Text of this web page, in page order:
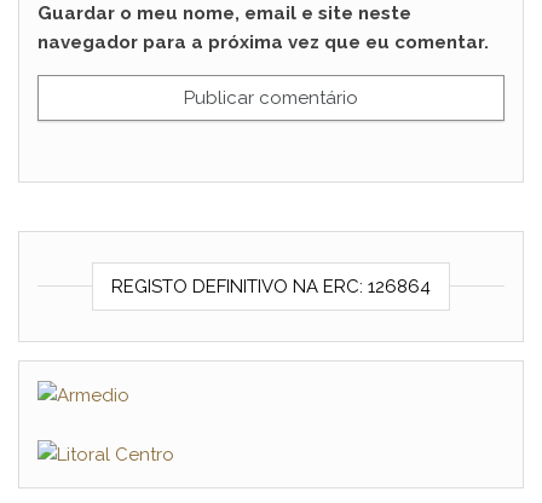
Guardar o meu nome, email e site neste
navegador para a próxima vez que eu comentar.
REGISTO DEFINITIVO NA ERC: 126864